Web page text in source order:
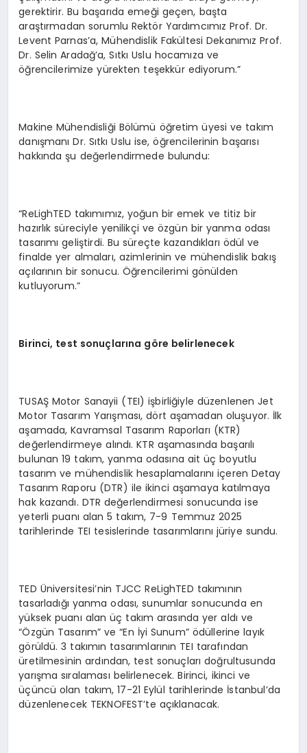
gerektirir. Bu başarıda emeği geçen, başta
araştırmadan sorumlu Rektör Yardımcımız Prof. Dr.
Levent Parnas’a, Mühendislik Fakültesi Dekanımız Prof.
Dr. Selin Aradağ’a, Sıtkı Uslu hocamıza ve
öğrencilerimize yürekten teşekkür ediyorum.”
Makine Mühendisliği Bölümü öğretim üyesi ve takım
danışmanı Dr. Sıtkı Uslu ise, öğrencilerinin başarısı
hakkında şu değerlendirmede bulundu:
“ReLighTED takımımız, yoğun bir emek ve titiz bir
hazırlık süreciyle yenilikçi ve özgün bir yanma odası
tasarımı geliştirdi. Bu süreçte kazandıkları ödül ve
finalde yer almaları, azimlerinin ve mühendislik bakış
açılarının bir sonucu. Öğrencilerimi gönülden
kutluyorum.”
Birinci, test sonuçlarına göre belirlenecek
TUSAŞ Motor Sanayii (TEI) işbirliğiyle düzenlenen Jet
Motor Tasarım Yarışması, dört aşamadan oluşuyor. İlk
aşamada, Kavramsal Tasarım Raporları (KTR)
değerlendirmeye alındı. KTR aşamasında başarılı
bulunan 19 takım, yanma odasına ait üç boyutlu
tasarım ve mühendislik hesaplamalarını içeren Detay
Tasarım Raporu (DTR) ile ikinci aşamaya katılmaya
hak kazandı. DTR değerlendirmesi sonucunda ise
yeterli puanı alan 5 takım, 7-9 Temmuz 2025
tarihlerinde TEI tesislerinde tasarımlarını jüriye sundu.
TED Üniversitesi’nin TJCC ReLighTED takımının
tasarladığı yanma odası, sunumlar sonucunda en
yüksek puanı alan üç takım arasında yer aldı ve
“Özgün Tasarım” ve “En İyi Sunum” ödüllerine layık
görüldü. 3 takımın tasarımlarının TEI tarafından
üretilmesinin ardından, test sonuçları doğrultusunda
yarışma sıralaması belirlenecek. Birinci, ikinci ve
üçüncü olan takım, 17-21 Eylül tarihlerinde İstanbul’da
düzenlenecek TEKNOFEST’te açıklanacak.